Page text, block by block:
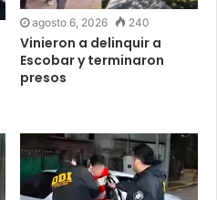
agosto 6, 2026 240
Vinieron a delinquir a
Escobar y terminaron
presos